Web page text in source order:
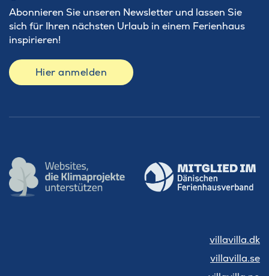
Abonnieren Sie unseren Newsletter und lassen Sie
sich für Ihren nächsten Urlaub in einem Ferienhaus
inspirieren!
Hier anmelden
villavilla.dk
villavilla.se